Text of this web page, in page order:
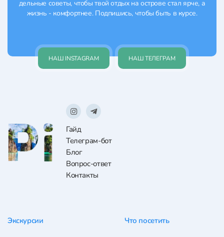
дельные советы, чтобы твой отдых на острове стал ярче, а
жизнь - комфортнее. Подпишись, чтобы быть в курсе.
НАШ INSTAGRAM НАШ ТЕЛЕГРАМ
Гайд
Телеграм-бот
Блог
Вопрос-ответ
Контакты
Экскурсии Что посетить